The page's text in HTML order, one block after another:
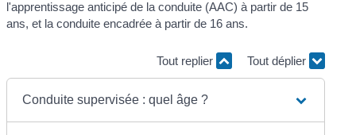
l'apprentissage anticipé de la conduite (AAC) à partir de 15
ans, et la conduite encadrée à partir de 16 ans.
Tout replier Tout déplier
Conduite supervisée : quel âge ?